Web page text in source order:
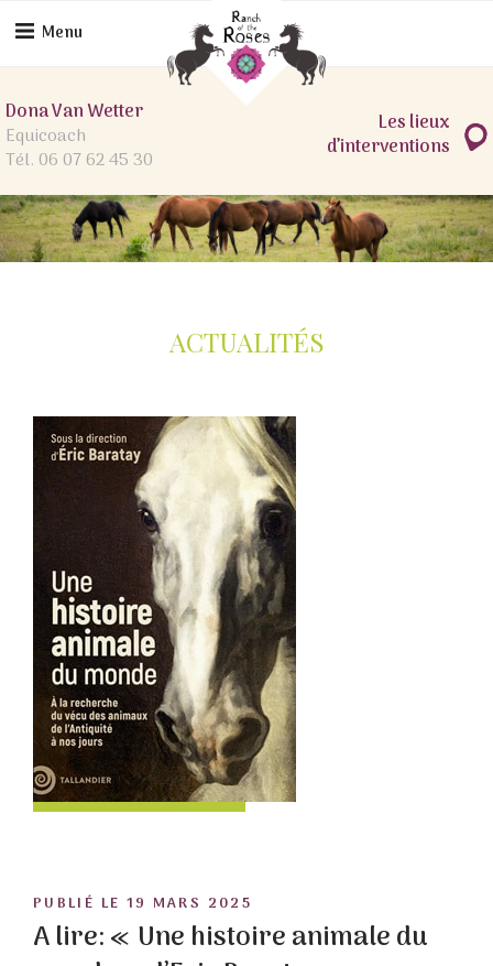
Menu
Dona Van Wetter
Equicoach
Tél. 06 07 62 45 30
Les lieux
d’interventions
ACTUALITÉS
PUBLIÉ LE POSTED
ON
19 MARS 2025
A lire: « Une histoire animale du